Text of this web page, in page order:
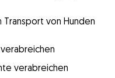
von Hunden
verabreichen